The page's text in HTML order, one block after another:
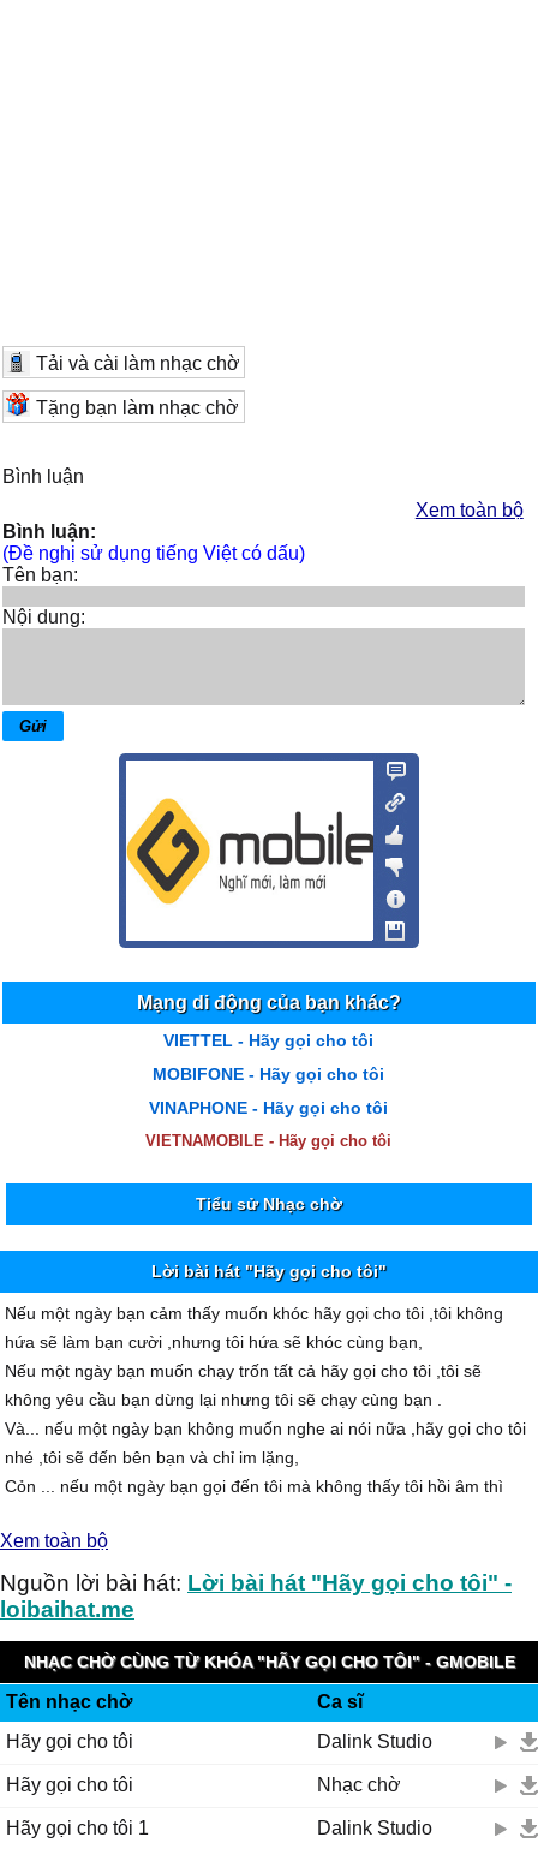
Tải và cài làm nhạc chờ
Tặng bạn làm nhạc chờ
Bình luận
Xem toàn bộ
Bình luận:
(Đề nghị sử dụng tiếng Việt có dấu)
Tên bạn:
Nội dung:
Mạng di động của bạn khác?
VIETTEL - Hãy gọi cho tôi
MOBIFONE - Hãy gọi cho tôi
VINAPHONE - Hãy gọi cho tôi
VIETNAMOBILE - Hãy gọi cho tôi
Tiểu sử Nhạc chờ
Lời bài hát "Hãy gọi cho tôi"
Nếu một ngày bạn cảm thấy muốn khóc hãy gọi cho tôi ,tôi không
hứa sẽ làm bạn cười ,nhưng tôi hứa sẽ khóc cùng bạn,
Nếu một ngày bạn muốn chạy trốn tất cả hãy gọi cho tôi ,tôi sẽ
không yêu cầu bạn dừng lại nhưng tôi sẽ chạy cùng bạn .
Và... nếu một ngày bạn không muốn nghe ai nói nữa ,hãy gọi cho tôi
nhé ,tôi sẽ đến bên bạn và chỉ im lặng,
Cỏn ... nếu một ngày bạn gọi đến tôi mà không thấy tôi hồi âm thì
Xem toàn bộ
Nguồn lời bài hát: Lời bài hát "Hãy gọi cho tôi" -
loibaihat.me
NHẠC CHỜ CÙNG TỪ KHÓA "HÃY GỌI CHO TÔI" - GMOBILE
Tên nhạc chờ
Ca sĩ
Hãy gọi cho tôi
Dalink Studio
Hãy gọi cho tôi Nhạc chờ
Hãy gọi cho tôi 1 Dalink Studio